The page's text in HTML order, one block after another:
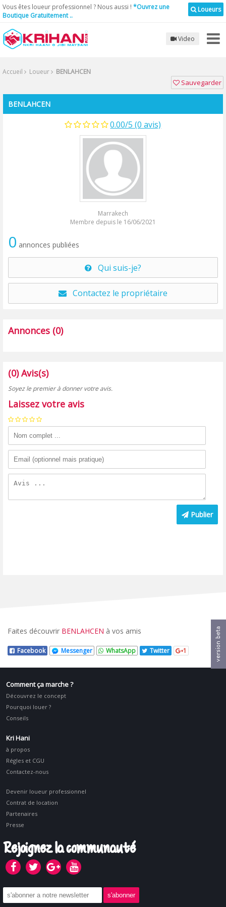
Loueurs
Vous êtes loueur professionnel ? Nous aussi ! *Ouvrez une
Boutique Gratuitement ..
Video
Accueil Loueur BENLAHCEN
Sauvegarder
BENLAHCEN
0.00/5 (0 avis)
Marrakech
Membre depuis le 16/06/2021
0 annonces publiées
Qui suis-je?
Contactez le propriétaire
Annonces (0)
(0) Avis(s)
Soyez le premier à donner votre avis.
Laissez votre avis
Publier
Faites découvrir BENLAHCEN à vos amis
Facebook Messenger WhatsApp Twitter 1
Comment ça marche ?
Découvrez le concept
Pourquoi louer ?
Conseils
Kri Hani
à propos
Régles et CGU
Contactez-nous
Devenir loueur professionnel
Contrat de location
Partenaires
Presse
Rejoignez la communauté